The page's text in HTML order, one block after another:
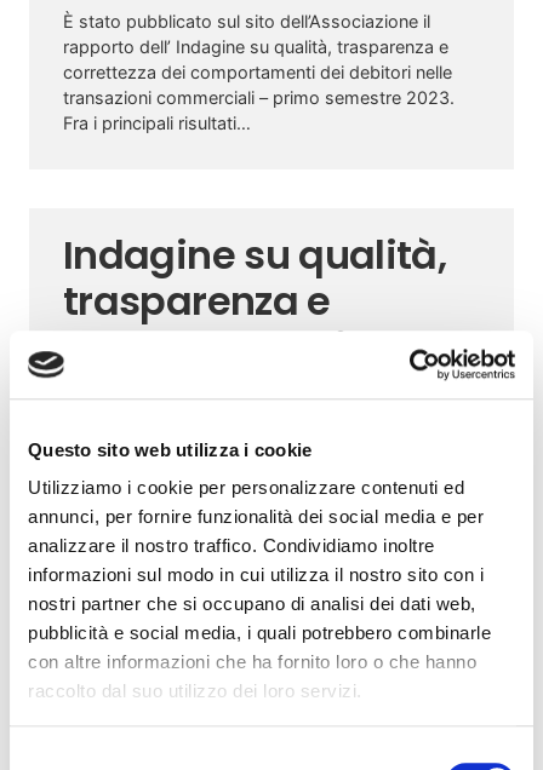
Questo sito web utilizza i cookie
Utilizziamo i cookie per personalizzare contenuti ed
annunci, per fornire funzionalità dei social media e per
analizzare il nostro traffico. Condividiamo inoltre
informazioni sul modo in cui utilizza il nostro sito con i
nostri partner che si occupano di analisi dei dati web,
pubblicità e social media, i quali potrebbero combinarle
con altre informazioni che ha fornito loro o che hanno
raccolto dal suo utilizzo dei loro servizi.
È stato pubblicato sul sito dell’Associazione il
rapporto dell’ Indagine su qualità, trasparenza e
correttezza dei comportamenti dei debitori nelle
transazioni commerciali – primo semestre 2023.
Fra i principali risultati…
Indagine su qualità,
trasparenza e
correttezza dei
comportamenti dei
debitori nelle
transazioni
commerciali
È stato pubblicato sul sito dell’Associazione il
rapporto dell’ Indagine su qualità, trasparenza e
correttezza dei comportamenti dei debitori nelle
transazioni commerciali – secondo semestre 2022.
Fra i principali risultati…